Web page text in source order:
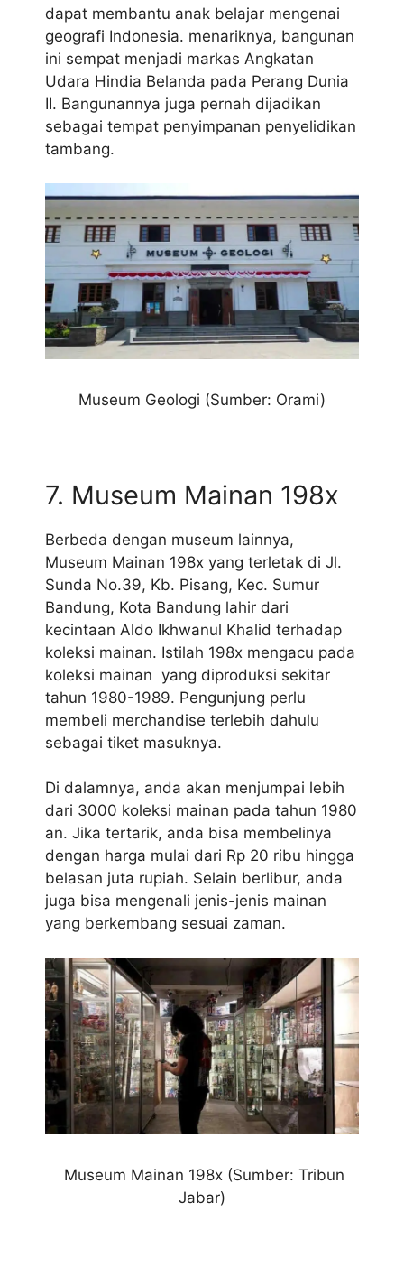
dapat membantu anak belajar mengenai
geografi Indonesia. menariknya, bangunan
ini sempat menjadi markas Angkatan
Udara Hindia Belanda pada Perang Dunia
II. Bangunannya juga pernah dijadikan
sebagai tempat penyimpanan penyelidikan
tambang.
Museum Geologi (Sumber: Orami)
7. Museum Mainan 198x
Berbeda dengan museum lainnya,
Museum Mainan 198x yang terletak di Jl.
Sunda No.39, Kb. Pisang, Kec. Sumur
Bandung, Kota Bandung lahir dari
kecintaan Aldo Ikhwanul Khalid terhadap
koleksi mainan. Istilah 198x mengacu pada
koleksi mainan yang diproduksi sekitar
tahun 1980-1989. Pengunjung perlu
membeli merchandise terlebih dahulu
sebagai tiket masuknya.
Di dalamnya, anda akan menjumpai lebih
dari 3000 koleksi mainan pada tahun 1980
an. Jika tertarik, anda bisa membelinya
dengan harga mulai dari Rp 20 ribu hingga
belasan juta rupiah. Selain berlibur, anda
juga bisa mengenali jenis-jenis mainan
yang berkembang sesuai zaman.
Museum Mainan 198x (Sumber: Tribun
Jabar)